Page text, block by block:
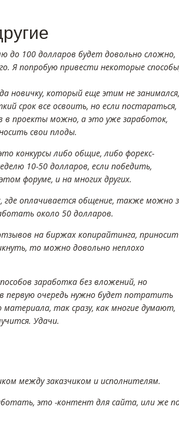
до 100 долларов будет довольно сложно,
Я попробую привести некоторые
новичку, который еще этим не занимался,
срок все освоить, но если постараться,
в проекты можно, а это уже заработок,
свои плоды.
конкурсы либо общие, либо форекс-
10-50 долларов, если победить,
форуме, и на многих других.
оплачивается общение, также можно
около 50 долларов.
на биржах копирайтинга, приносит
то можно довольно неплохо
заработка без вложений, но
первую очередь нужно будет потратить
материала, так сразу, как многие думают,
Удачи.
между заказчиком и исполнителям.
это -контент для сайта, или же